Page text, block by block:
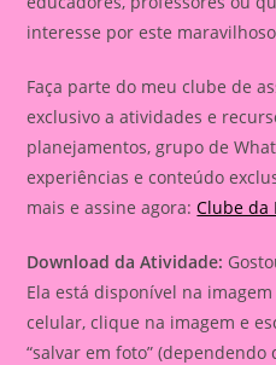
interesse por este
Faça parte do meu clube de
exclusivo a atividades e
planejamentos, grupo de
experiências e conteúdo
mais e assine agora:Clube da
Download da Atividade:
Ela está disponível na
celular, clique na imagem e
“salvar em foto”